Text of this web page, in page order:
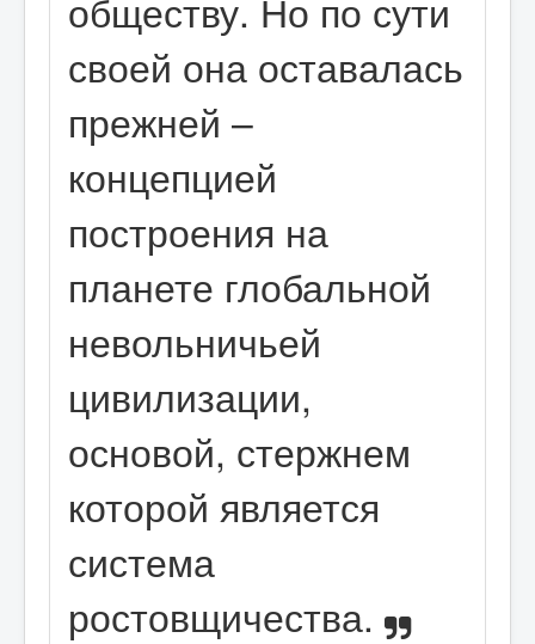
своей она оставалась
прежней –
концепцией
построения на
планете глобальной
невольничьей
цивилизации,
основой, стержнем
которой является
система
ростовщичества.